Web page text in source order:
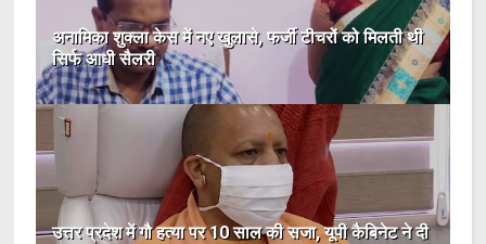
अनामिका शुक्ला केस में नए खुलासे, फर्जी टीचरों को मिलती थी
सिर्फ आधी सैलरी
उत्तर प्रदेश में गौ हत्या पर 10 साल की सजा, यूपी कैबिनेट ने दी